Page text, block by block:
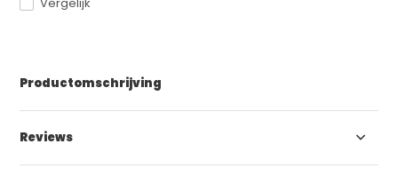
Productomschrijving
Reviews